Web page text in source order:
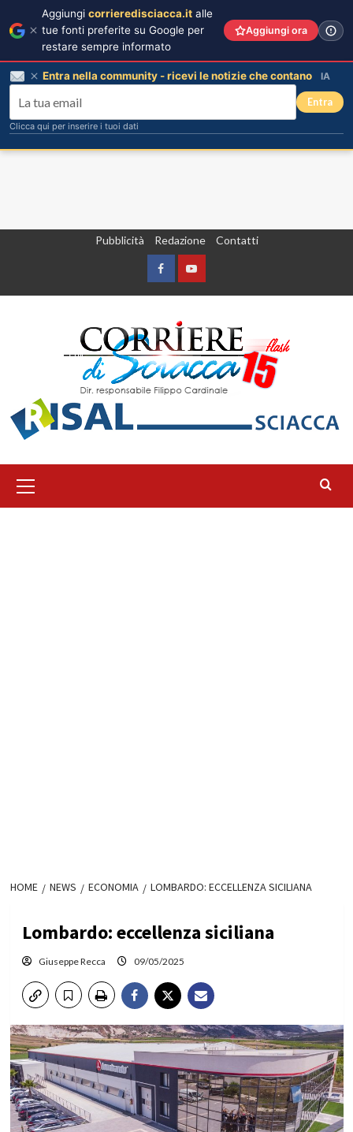
Pubblicità Redazione Contatti
FacebookYountube
principale
HOME NEWS ECONOMIA LOMBARDO: ECCELLENZA SICILIANA
Lombardo: eccellenza siciliana
Giuseppe Recca 09/05/2025
Aggiungi corrieredisciacca.it alle
tue fonti preferite su Google per
restare sempre informato
Aggiungi ora
Entra nella community - ricevi le notizie che contano IA
Entra
Clicca qui per inserire i tuoi dati